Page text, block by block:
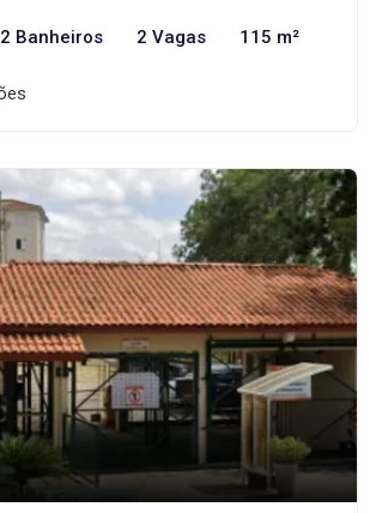
2 Banheiros 2 Vagas 115 m²